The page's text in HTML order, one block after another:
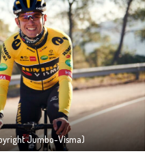
Jumbo-Visma)